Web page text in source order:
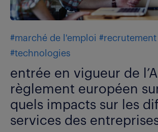
#marché de l'emploi #recrutement
#technologies
entrée en vigueur de
règlement européen
quels impacts sur les
services des